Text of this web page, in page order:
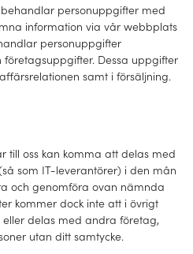
personuppgifter med
information via vår webbplats
personuppgifter
Dessa uppgifter
samt i försäljning.
till oss kan komma att delas med
som IT-leverantörer) i den mån
och genomföra ovan nämnda
kommer dock inte att i övrigt
delas med andra företag,
utan ditt samtycke.